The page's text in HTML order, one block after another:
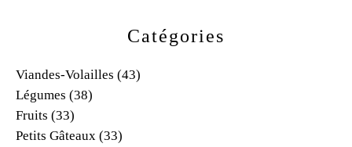
Catégories
Viandes-Volailles (43)
Légumes (38)
Fruits (33)
Petits Gâteaux (33)